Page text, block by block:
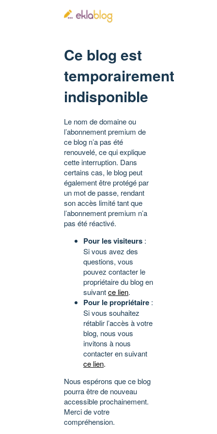
Ce blog est
temporairement
indisponible
Le nom de domaine ou
l’abonnement premium de
ce blog n’a pas été
renouvelé, ce qui explique
cette interruption. Dans
certains cas, le blog peut
également être protégé par
un mot de passe, rendant
son accès limité tant que
l’abonnement premium n’a
pas été réactivé.
Pour les visiteurs :
Si vous avez des
questions, vous
pouvez contacter le
propriétaire du blog en
suivantce lien.
Pour le propriétaire :
Si vous souhaitez
rétablir l’accès à votre
blog, nous vous
invitons à nous
contacter en suivant
ce lien.
Nous espérons que ce blog
pourra être de nouveau
accessible prochainement.
Merci de votre
compréhension.